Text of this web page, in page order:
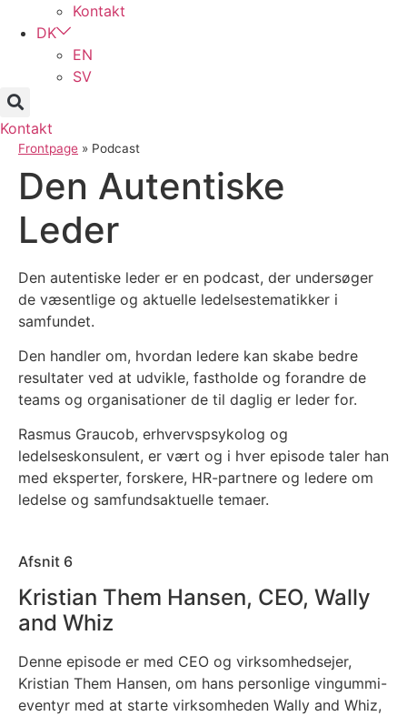
Kontakt
DK
EN
SV
Kontakt
Frontpage » Podcast
Den Autentiske
Leder
Den autentiske leder er en podcast, der undersøger
de væsentlige og aktuelle ledelsestematikker i
samfundet.
Den handler om, hvordan ledere kan skabe bedre
resultater ved at udvikle, fastholde og forandre de
teams og organisationer de til daglig er leder for.
Rasmus Graucob, erhvervspsykolog og
ledelseskonsulent, er vært og i hver episode taler han
med eksperter, forskere, HR-partnere og ledere om
ledelse og samfundsaktuelle temaer.
Afsnit 6
Kristian Them Hansen, CEO, Wally
and Whiz
Denne episode er med CEO og virksomhedsejer,
Kristian Them Hansen, om hans personlige vingummi-
eventyr med at starte virksomheden Wally and Whiz,